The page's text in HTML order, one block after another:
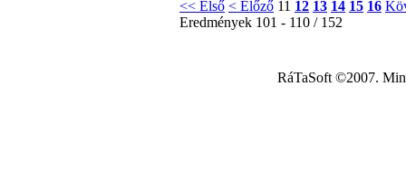
<< Első < Előző 11 12 13 14 15 16
Eredmények 101 - 110 / 152
RáTaSoft ©2007.